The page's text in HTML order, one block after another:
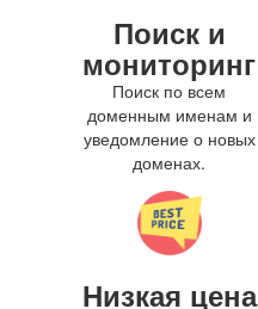
Поиск и
мониторинг
Поиск по всем
доменным именам и
уведомление о новых
доменах.
Низкая цена